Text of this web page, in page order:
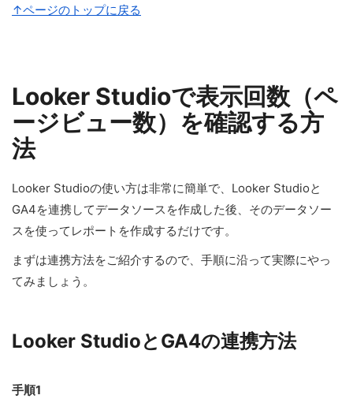
↑ページのトップに戻る
Looker Studioで表示回数（ペ
ージビュー数）を確認する方
法
Looker Studioの使い方は非常に簡単で、Looker Studioと
GA4を連携してデータソースを作成した後、そのデータソー
スを使ってレポートを作成するだけです。
まずは連携方法をご紹介するので、手順に沿って実際にやっ
てみましょう。
Looker StudioとGA4の連携方法
手順1